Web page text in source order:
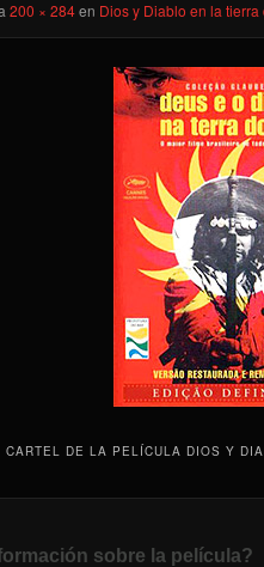
200 × 284en Dios y Diablo en la
CARTEL DE LA PELÍCULA DIOS Y
sobre la película?